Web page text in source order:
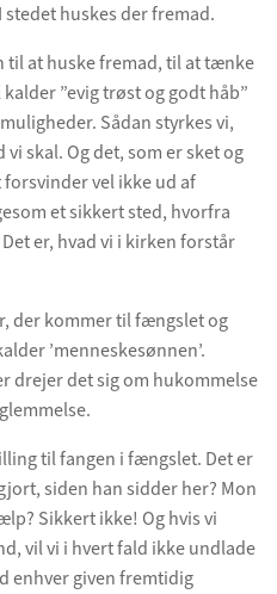
huskes der fremad.
til at huske fremad, til at tænke
”evig trøst og godt håb”
Sådan styrkes vi,
skal. Og det, som er sket og
vel ikke ud af
et sikkert sted, hvorfra
er, hvad vi i kirken forstår
der kommer til fængslet og
’menneskesønnen’.
drejer det sig om hukommelse
til fangen i fængslet. Det er
siden han sidder her? Mon
Sikkert ikke! Og hvis vi
vil vi i hvert fald ikke undlade
enhver given fremtidig